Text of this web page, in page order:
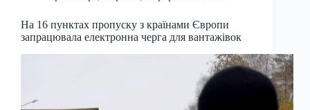
На 16 пунктах пропуску з країнами Європи
запрацювала електронна черга для вантажівок